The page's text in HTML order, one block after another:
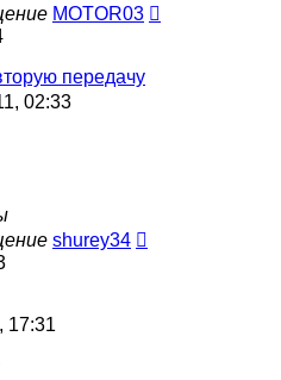
MOTOR03
передачу
02:33
shurey34
17:31